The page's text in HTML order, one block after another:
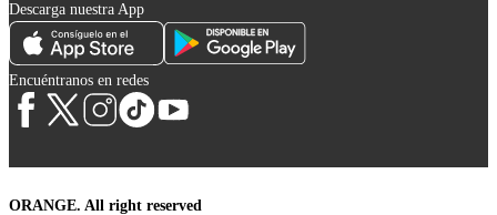
Descarga nuestra App
Encuéntranos en redes
ORANGE. All right reserved